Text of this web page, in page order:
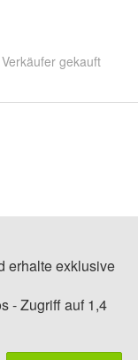
gekauft
erhalte exklusive
- Zugriff auf 1,4